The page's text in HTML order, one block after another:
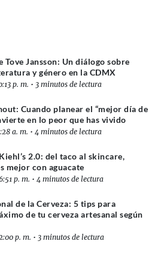
Tove Jansson: Un diálogo sobre
y género en la CDMX
p. m. • 3 minutos de lectura
Cuando planear el “mejor día de
en lo peor que has vivido
a. m. • 4 minutos de lectura
2.0: del taco al skincare,
mejor con aguacate
p. m. • 4 minutos de lectura
de la Cerveza: 5 tips para
de tu cerveza artesanal según
p. m. • 3 minutos de lectura